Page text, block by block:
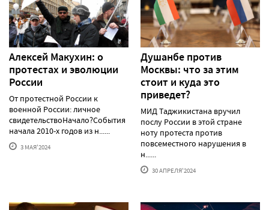
Алексей Макуxин: о
протестаx и эволюции
России
От протестной России к
военной России: личное
свидетельствоНачало?События
начала 2010-х годов из н......
3 МАЯ'2024
Душанбе против
Москвы: что за этим
стоит и куда это
приведет?
МИД Таджикистана вручил
послу России в этой стране
ноту протеста против
повсеместного нарушения в
н......
30 АПРЕЛЯ'2024